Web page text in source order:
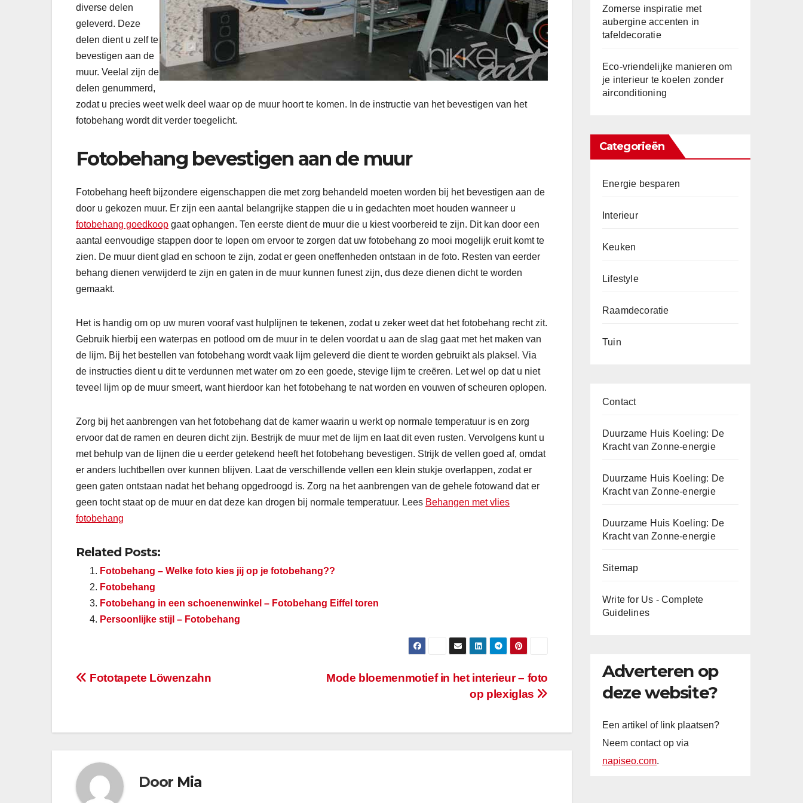
diverse delen
geleverd. Deze
delen dient u zelf te
bevestigen aan de
muur. Veelal zijn de
delen genummerd,
zodat u precies weet welk deel waar op de muur hoort te komen. In de instructie van het bevestigen van het
fotobehang wordt dit verder toegelicht.
Fotobehang bevestigen aan de muur
Fotobehang heeft bijzondere eigenschappen die met zorg behandeld moeten worden bij het bevestigen aan de
door u gekozen muur. Er zijn een aantal belangrijke stappen die u in gedachten moet houden wanneer u
fotobehang goedkoop gaat ophangen. Ten eerste dient de muur die u kiest voorbereid te zijn. Dit kan door een
aantal eenvoudige stappen door te lopen om ervoor te zorgen dat uw fotobehang zo mooi mogelijk eruit komt te
zien. De muur dient glad en schoon te zijn, zodat er geen oneffenheden ontstaan in de foto. Resten van eerder
behang dienen verwijderd te zijn en gaten in de muur kunnen funest zijn, dus deze dienen dicht te worden
gemaakt.
Het is handig om op uw muren vooraf vast hulplijnen te tekenen, zodat u zeker weet dat het fotobehang recht zit.
Gebruik hierbij een waterpas en potlood om de muur in te delen voordat u aan de slag gaat met het maken van
de lijm. Bij het bestellen van fotobehang wordt vaak lijm geleverd die dient te worden gebruikt als plaksel. Via
de instructies dient u dit te verdunnen met water om zo een goede, stevige lijm te creëren. Let wel op dat u niet
teveel lijm op de muur smeert, want hierdoor kan het fotobehang te nat worden en vouwen of scheuren oplopen.
Zorg bij het aanbrengen van het fotobehang dat de kamer waarin u werkt op normale temperatuur is en zorg
ervoor dat de ramen en deuren dicht zijn. Bestrijk de muur met de lijm en laat dit even rusten. Vervolgens kunt u
met behulp van de lijnen die u eerder getekend heeft het fotobehang bevestigen. Strijk de vellen goed af, omdat
er anders luchtbellen over kunnen blijven. Laat de verschillende vellen een klein stukje overlappen, zodat er
geen gaten ontstaan nadat het behang opgedroogd is. Zorg na het aanbrengen van de gehele fotowand dat er
geen tocht staat op de muur en dat deze kan drogen bij normale temperatuur. Lees Behangen met vlies
fotobehang
Related Posts:
Fotobehang – Welke foto kies jij op je fotobehang??
Fotobehang
Fotobehang in een schoenenwinkel – Fotobehang Eiffel toren
Persoonlijke stijl – Fotobehang
Berichtnavigatie
Mode bloemenmotief in het interieur – foto
op plexiglas
Fototapete Löwenzahn
Door Mia
Zomerse inspiratie met
aubergine accenten in
tafeldecoratie
Eco-vriendelijke manieren om
je interieur te koelen zonder
airconditioning
Categorieën
Energie besparen
Interieur
Keuken
Lifestyle
Raamdecoratie
Tuin
Contact
Duurzame Huis Koeling: De
Kracht van Zonne-energie
Duurzame Huis Koeling: De
Kracht van Zonne-energie
Duurzame Huis Koeling: De
Kracht van Zonne-energie
Sitemap
Write for Us - Complete
Guidelines
Adverteren op
deze website?
Een artikel of link plaatsen?
Neem contact op via
napiseo.com.